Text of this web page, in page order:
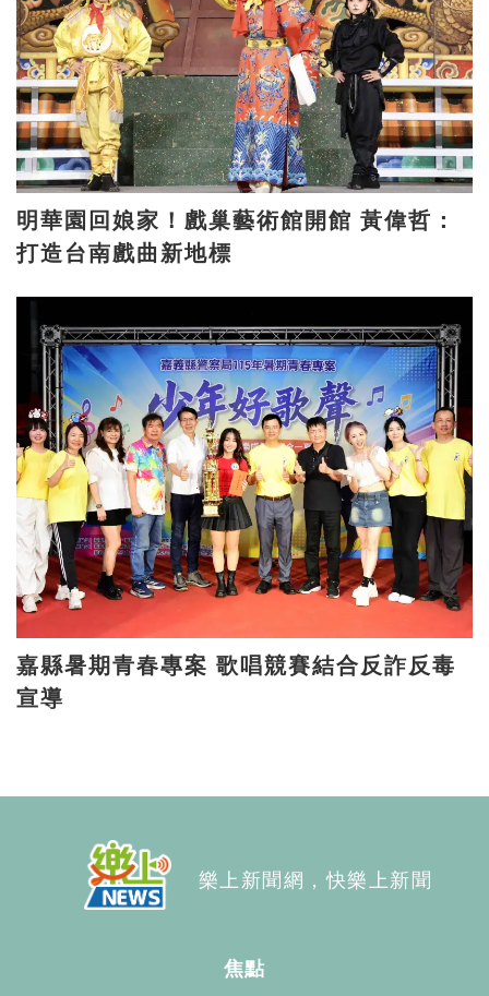
明華園回娘家！戲巢藝術館開館 黃偉哲：
打造台南戲曲新地標
嘉縣暑期青春專案 歌唱競賽結合反詐反毒
宣導
樂上新聞網，快樂上新聞
焦點